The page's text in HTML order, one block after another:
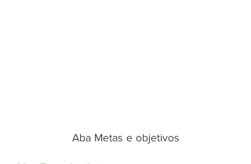
Aba Metas e objetivos